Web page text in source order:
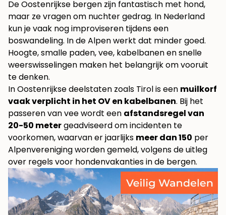
De Oostenrijkse bergen zijn fantastisch met hond,
maar ze vragen om nuchter gedrag. In Nederland
kun je vaak nog improviseren tijdens een
boswandeling. In de Alpen werkt dat minder goed.
Hoogte, smalle paden, vee, kabelbanen en snelle
weerswisselingen maken het belangrijk om vooruit
te denken.
In Oostenrijkse deelstaten zoals Tirol is een muilkorf
vaak verplicht in het OV en kabelbanen. Bij het
passeren van vee wordt een afstandsregel van
20-50 metergeadviseerd om incidenten te
voorkomen, waarvan er jaarlijks meer dan 150 per
Alpenvereniging worden gemeld, volgensde uitleg
over regels voor hondenvakanties in de bergen.